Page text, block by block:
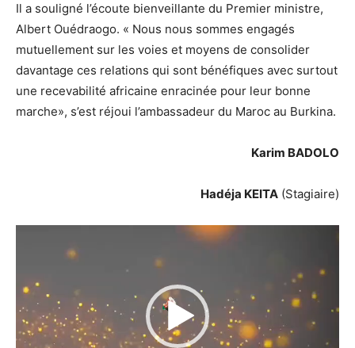
Il a souligné l’écoute bienveillante du Premier ministre,
Albert Ouédraogo. « Nous nous sommes engagés
mutuellement sur les voies et moyens de consolider
davantage ces relations qui sont bénéfiques avec surtout
une recevabilité africaine enracinée pour leur bonne
marche», s’est réjoui l’ambassadeur du Maroc au Burkina.
Karim BADOLO
Hadéja KEITA (Stagiaire)
Lecteur